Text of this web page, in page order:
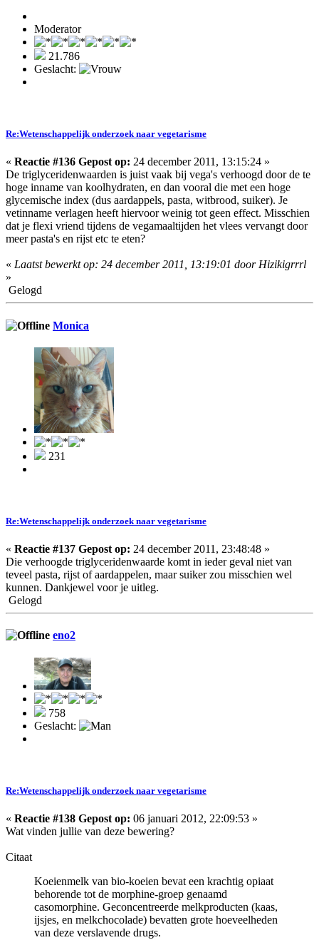
Moderator
21.786
Geslacht:
Re:Wetenschappelijk onderzoek naar vegetarisme
« Reactie #136 Gepost op: 24 december 2011, 13:15:24 »
De triglyceridenwaarden is juist vaak bij vega's verhoogd door de te
hoge inname van koolhydraten, en dan vooral die met een hoge
glycemische index (dus aardappels, pasta, witbrood, suiker). Je
vetinname verlagen heeft hiervoor weinig tot geen effect. Misschien
dat je flexi vriend tijdens de vegamaaltijden het vlees vervangt door
meer pasta's en rijst etc te eten?
« Laatst bewerkt op: 24 december 2011, 13:19:01 door Hizikigrrrl
»
Gelogd
Monica
231
Re:Wetenschappelijk onderzoek naar vegetarisme
« Reactie #137 Gepost op: 24 december 2011, 23:48:48 »
Die verhoogde triglyceridenwaarde komt in ieder geval niet van
teveel pasta, rijst of aardappelen, maar suiker zou misschien wel
kunnen. Dankjewel voor je uitleg.
Gelogd
eno2
758
Geslacht:
Re:Wetenschappelijk onderzoek naar vegetarisme
« Reactie #138 Gepost op: 06 januari 2012, 22:09:53 »
Wat vinden jullie van deze bewering?
Citaat
Koeienmelk van bio-koeien bevat een krachtig opiaat
behorende tot de morphine-groep genaamd
casomorphine. Geconcentreerde melkproducten (kaas,
ijsjes, en melkchocolade) bevatten grote hoeveelheden
van deze verslavende drugs.